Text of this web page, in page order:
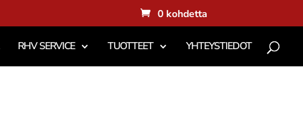
0 kohdetta
RHV SERVICE TUOTTEET YHTEYSTIEDOT